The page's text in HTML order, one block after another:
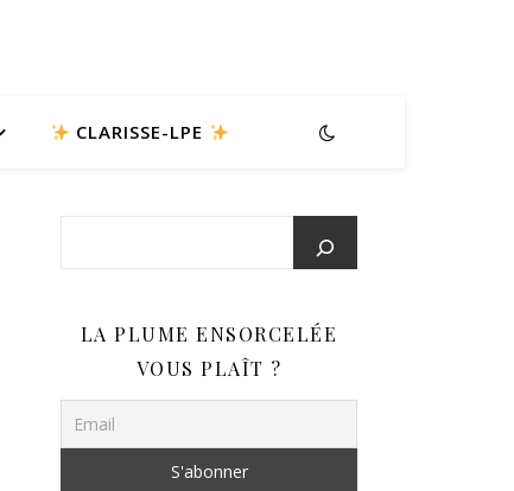
CLARISSE-LPE
LA PLUME ENSORCELÉE
VOUS PLAÎT ?